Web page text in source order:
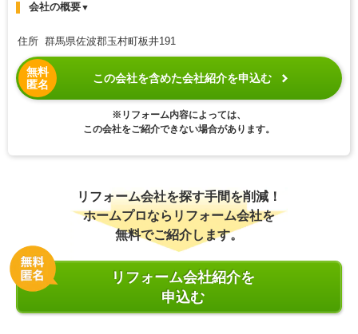
会社の概要▼
住所 群馬県佐波郡玉村町板井191
無料
匿名
この会社を含めた会社紹介を申込む
※リフォーム内容によっては、
この会社をご紹介できない場合があります。
リフォーム会社を探す手間を削減！
ホームプロならリフォーム会社を
無料でご紹介します。
リフォーム会社紹介を
申込む